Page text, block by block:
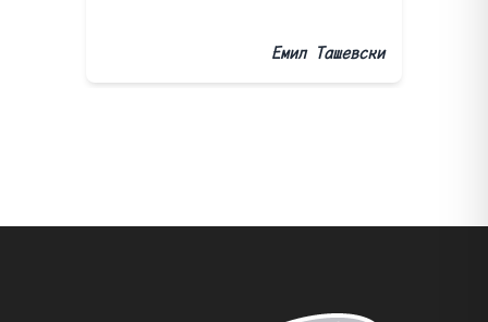
Емил Ташевски